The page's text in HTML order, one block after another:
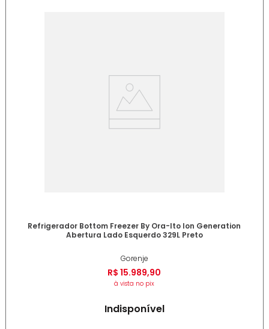
Refrigerador Bottom Freezer By Ora-Ito Ion Generation
Abertura Lado Esquerdo 329L Preto
Gorenje
R$ 15.989,90
à vista no pix
Indisponível